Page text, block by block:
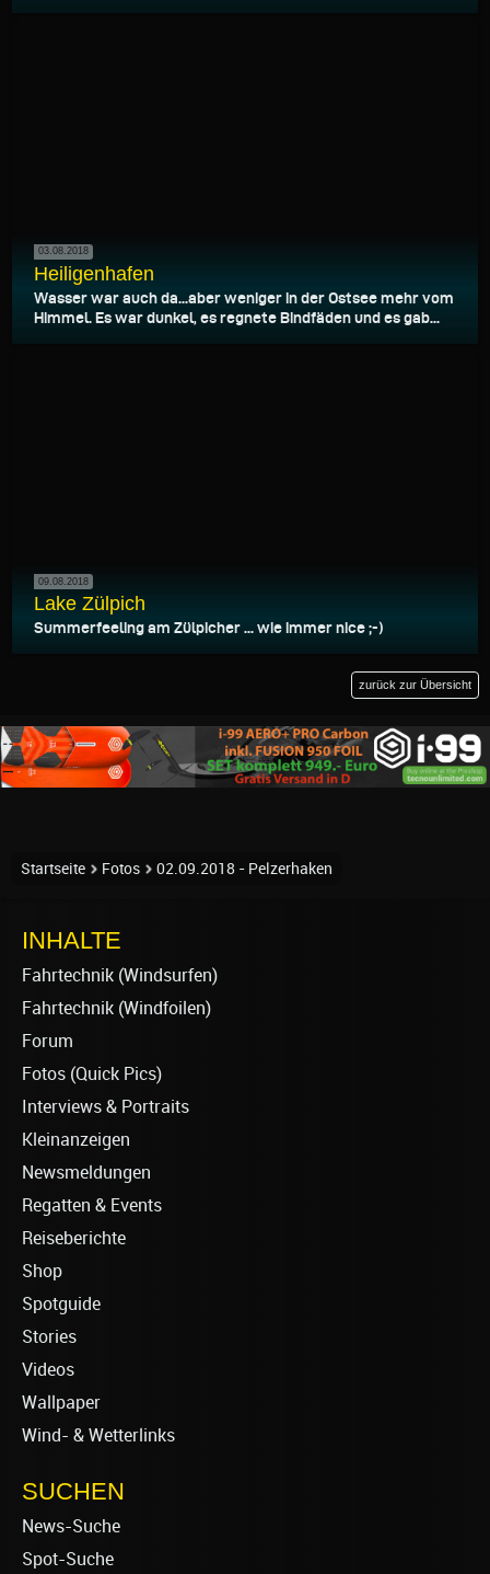
03.08.2018
Heiligenhafen
Wasser war auch da...aber weniger in der Ostsee mehr vom
Himmel. Es war dunkel, es regnete Bindfäden und es gab...
09.08.2018
Lake Zülpich
Summerfeeling am Zülpicher ... wie immer nice ;-)
zurück zur Übersicht
Startseite Fotos 02.09.2018 - Pelzerhaken
INHALTE
Fahrtechnik (Windsurfen)
Fahrtechnik (Windfoilen)
Forum
Fotos (Quick Pics)
Interviews & Portraits
Kleinanzeigen
Newsmeldungen
Regatten & Events
Reiseberichte
Shop
Spotguide
Stories
Videos
Wallpaper
Wind- & Wetterlinks
SUCHEN
News-Suche
Spot-Suche